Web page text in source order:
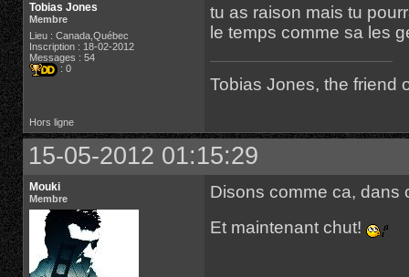
Tobias Jones
Membre
Lieu : Canada,Québec
Inscription : 18-02-2012
Messages : 54
: 0
tu as raison mais tu
le temps comme sa les
Tobias Jones, the friend
Hors ligne
15-05-2012 01:15:29
Mouki
Membre
Disons comme ca, dans
Et maintenant chut!